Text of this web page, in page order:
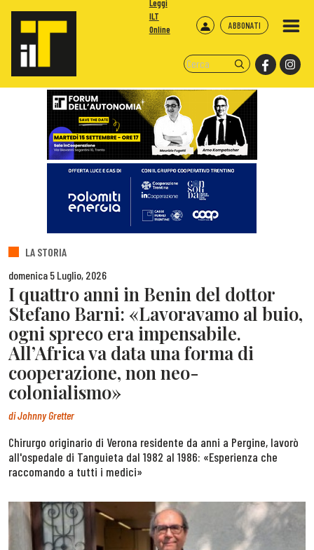
ABBONATI
Leggi
ILT
Online
LA STORIA
domenica 5 Luglio, 2026
I quattro anni in Benin del dottor
Stefano Barni: «Lavoravamo al buio,
ogni spreco era impensabile.
All’Africa va data una forma di
cooperazione, non neo-
colonialismo»
diJohnny Gretter
Chirurgo originario di Verona residente da anni a Pergine, lavorò
all'ospedale di Tanguieta dal 1982 al 1986: «Esperienza che
raccomando a tutti i medici»